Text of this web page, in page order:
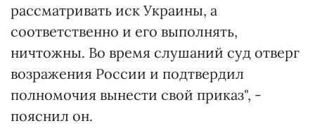
рассматривать иск Украины, а
соответственно и его выполнять,
ничтожны. Во время слушаний суд отверг
возражения России и подтвердил
полномочия вынести свой приказ", -
пояснил он.